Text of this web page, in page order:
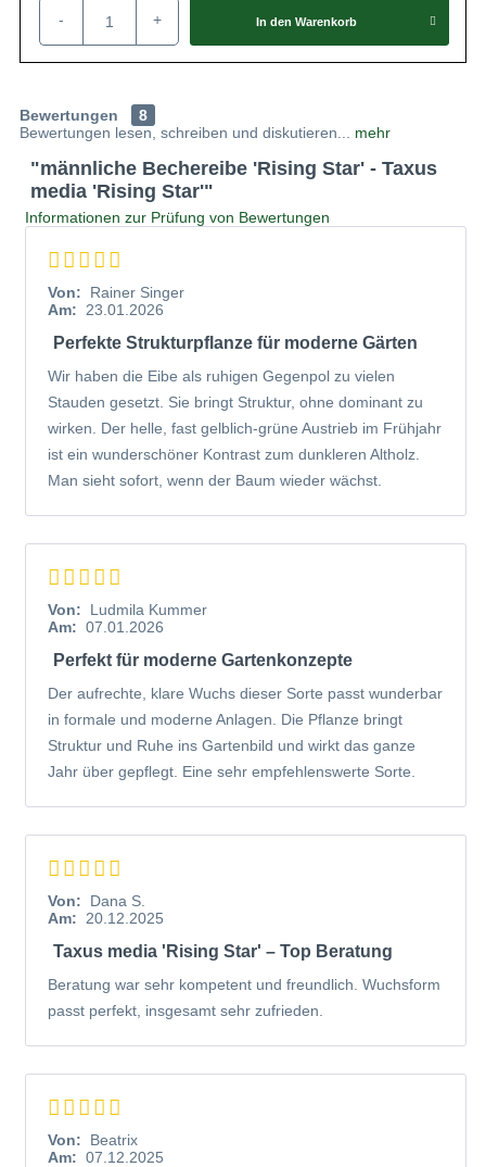
von Taxus media 'Rising Star'
Genau wie dieTaxus media 'Hillii'trägt dieBechereibe
zwischen den Taxus Sorten
'Hillii' und 'Hicksii'
. In dem sehr
Platz zum Nisten. Zwischen dem dichten Geäst sind sie
optimal vor Feinden geschützt. Auch die Langlebigkeit ist
ein Punkt, welcher dieHeckenpflanzebesonders macht.
Sie können die
Pflanze vor allem als
den dichten Wuchs ideal dafür eignet. Zudem ist die
in das alte Holz. Genauso gut eignet sie sich als
Solitärelement oder als Kübelbepflanzung. Stellen Sie den
Kübel auf Ihre Terrasse und genießen Sie aus Ihrem
Gartenstuhl heraus den wunderschönen Anblick. In
jeglicher Verwendung macht derTaxus media 'Rising
Star'eine gute Figur.
Blätterkleid von Taxus media 'Rising Star'
Die immergrünen Nadeln der Heckenpflanze erstrahlen in
einem satten Grün. Besonders im Sonnenlicht fällt ihr
wunderschöner Glanz auf. Im Durchschnitt bewegen sich
die Nadeln zwischen einer Größe von 1 bis 3 cm. Durch
die grünen Nadeln ist die Taxus media 'Rising Star'eine
besonders zierendeHeckenpflanze.
DieBechereibe 'Rising Star'
Bodenverhältnisse. Jedoch hat auch diese Pflanze ihre
Vorlieben: Sie liebt es an einem sonnigen bis
bis feucht sein und dazu nahrhaft und durchlässig.
Vermeiden Sie Staunässe auf der einen und extreme
Trockenheit auf der anderen Seite. Auf unserem Blog
finden Sie den Artikel:Staunässe im Garten – Ursachen
und Gegenmaßnahmen
Pflegeempfehlungen für Taxus media 'Rising
- + In den Warenkorb
Bewertungen
8
Bewertungen lesen, schreiben und diskutieren...
mehr
"männliche Bechereibe 'Rising Star' - Taxus
media 'Rising Star'"
Informationen zur Prüfung von Bewertungen
Von:
Rainer Singer
Am:
23.01.2026
Perfekte Strukturpflanze für moderne Gärten
Wir haben die Eibe als ruhigen Gegenpol zu vielen
Stauden gesetzt. Sie bringt Struktur, ohne dominant zu
wirken. Der helle, fast gelblich-grüne Austrieb im Frühjahr
ist ein wunderschöner Kontrast zum dunkleren Altholz.
Man sieht sofort, wenn der Baum wieder wächst.
Von:
Ludmila Kummer
Am: 07.01.2026
Perfekt für moderne Gartenkonzepte
Der aufrechte, klare Wuchs dieser Sorte passt wunderbar
in formale und moderne Anlagen. Die Pflanze bringt
Struktur und Ruhe ins Gartenbild und wirkt das ganze
Jahr über gepflegt. Eine sehr empfehlenswerte Sorte.
Von:
Dana S.
Am:
20.12.2025
Taxus media 'Rising Star' – Top Beratung
Beratung war sehr kompetent und freundlich. Wuchsform
passt perfekt, insgesamt sehr zufrieden.
Von:
Beatrix
Am: 07.12.2025